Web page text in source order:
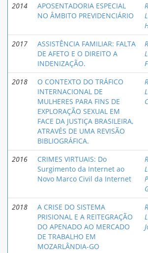
2014
APOSENTADORIA ESPECIAL
NO ÂMBITO PREVIDENCIÁRIO
2017
ASSISTÊNCIA FAMILIAR: FALTA
DE AFETO E O DIREITO A
INDENIZAÇÃO.
2018
O CONTEXTO DO TRÁFICO
INTERNACIONAL DE
MULHERES PARA FINS DE
EXPLORAÇÃO SEXUAL EM
FACE DA JUSTIÇA BRASILEIRA,
ATRAVÉS DE UMA REVISÃO
BIBLIOGRÁFICA.
2016
CRIMES VIRTUAIS: Do
Surgimento da Internet ao
Novo Marco Civil da Internet
2018
A CRISE DO SISTEMA
PRISIONAL E A REITEGRAÇÃO
DO APENADO AO MERCADO
DE TRABALHO EM
MOZARLÂNDIA-GO